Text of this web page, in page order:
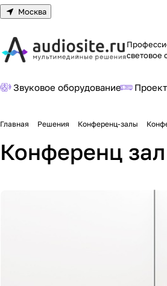
Москва
световое
Звуковое оборудование
Главная Решения Конференц-залы
Конференц